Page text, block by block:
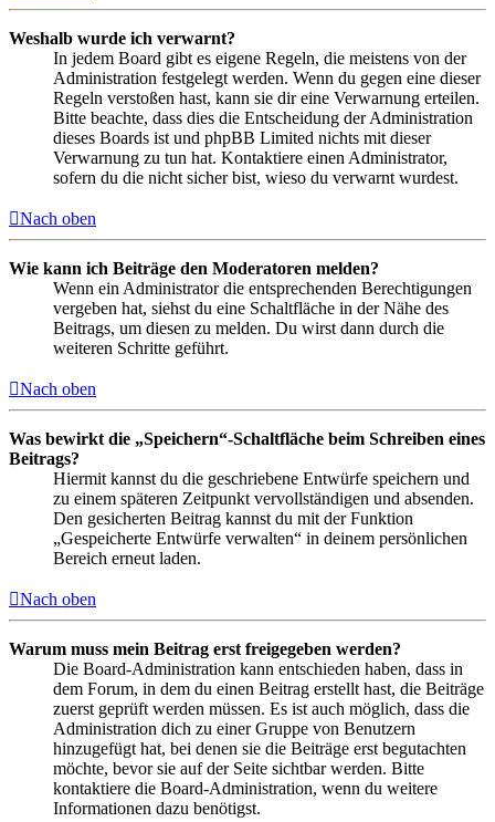
Weshalb wurde ich verwarnt?
In jedem Board gibt es eigene Regeln, die meistens von der
Administration festgelegt werden. Wenn du gegen eine dieser
Regeln verstoßen hast, kann sie dir eine Verwarnung erteilen.
Bitte beachte, dass dies die Entscheidung der Administration
dieses Boards ist und phpBB Limited nichts mit dieser
Verwarnung zu tun hat. Kontaktiere einen Administrator,
sofern du die nicht sicher bist, wieso du verwarnt wurdest.
Nach oben
Wie kann ich Beiträge den Moderatoren melden?
Wenn ein Administrator die entsprechenden Berechtigungen
vergeben hat, siehst du eine Schaltfläche in der Nähe des
Beitrags, um diesen zu melden. Du wirst dann durch die
weiteren Schritte geführt.
Nach oben
Was bewirkt die „Speichern“-Schaltfläche beim Schreiben eines
Beitrags?
Hiermit kannst du die geschriebene Entwürfe speichern und
zu einem späteren Zeitpunkt vervollständigen und absenden.
Den gesicherten Beitrag kannst du mit der Funktion
„Gespeicherte Entwürfe verwalten“ in deinem persönlichen
Bereich erneut laden.
Nach oben
Warum muss mein Beitrag erst freigegeben werden?
Die Board-Administration kann entschieden haben, dass in
dem Forum, in dem du einen Beitrag erstellt hast, die Beiträge
zuerst geprüft werden müssen. Es ist auch möglich, dass die
Administration dich zu einer Gruppe von Benutzern
hinzugefügt hat, bei denen sie die Beiträge erst begutachten
möchte, bevor sie auf der Seite sichtbar werden. Bitte
kontaktiere die Board-Administration, wenn du weitere
Informationen dazu benötigst.